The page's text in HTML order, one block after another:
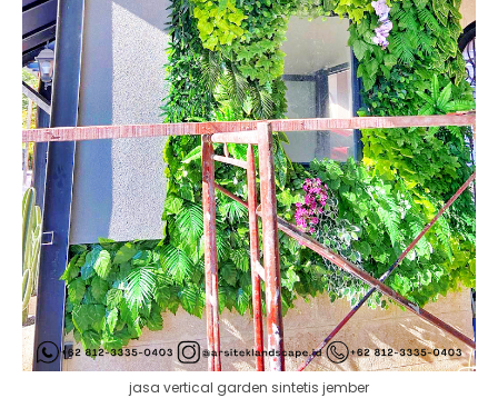
jasa vertical garden sintetis jember